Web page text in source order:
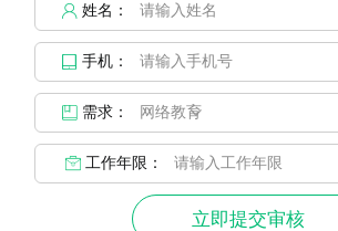
姓名：
手机：
需求：
工作年限：
立即提交审核